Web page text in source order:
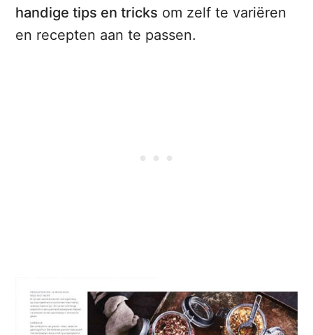
handige tips en tricks om zelf te variëren
en recepten aan te passen.